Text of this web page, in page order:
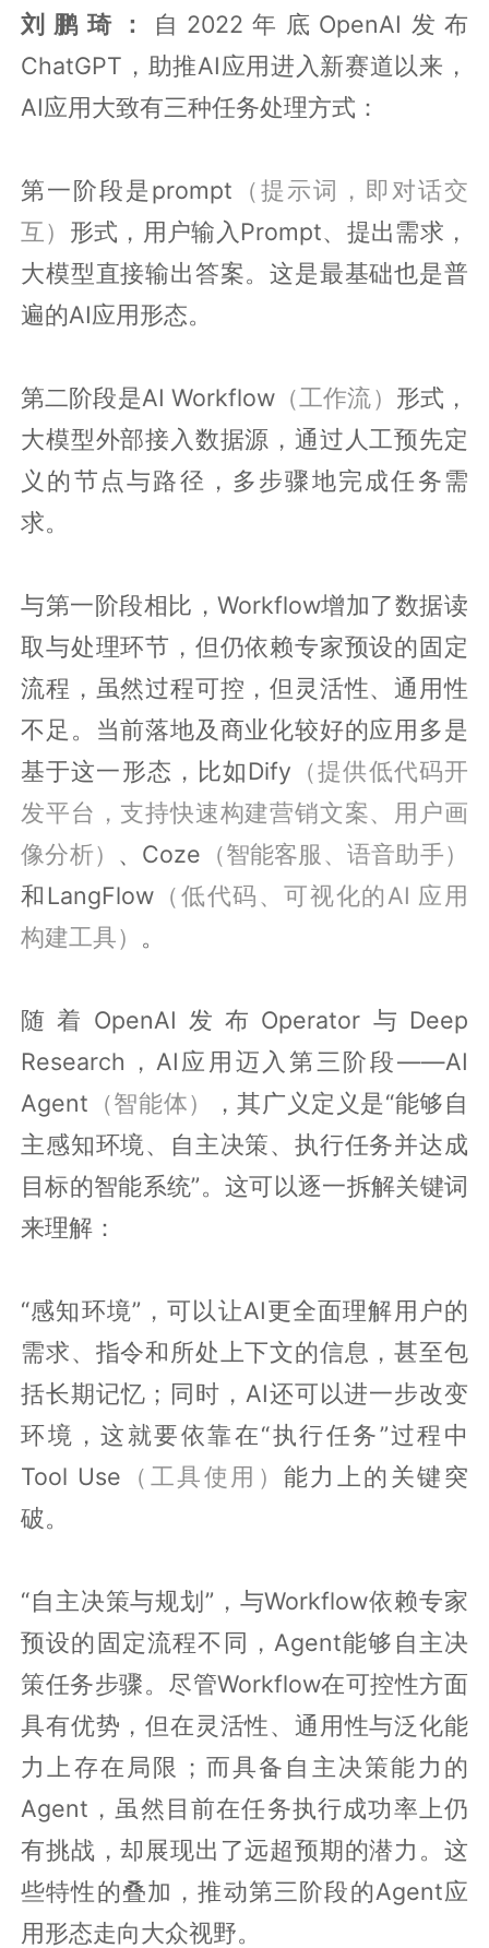
刘鹏琦：
自2022年底OpenAI发布
ChatGPT，助推AI应用进入新赛道以来，
AI应用大致有三种任务处理方式：
第一阶段是prompt （提示词，即对话交
互） 形式，用户输入Prompt、提出需求，
大模型直接输出答案。这是最基础也是普
遍的AI应用形态。
第二阶段是AI Workflow（工作流） 形式，
大模型外部接入数据源，通过人工预先定
义的节点与路径，多步骤地完成任务需
求。
与第一阶段相比，Workflow增加了数据读
取与处理环节，但仍依赖专家预设的固定
流程，虽然过程可控，但灵活性、通用性
不足。当前落地及商业化较好的应用多是
基于这一形态，比如Dify （提供低代码开
发平台，支持快速构建营销文案、用户画
像分析） 、Coze （智能客服、语音助手）
和LangFlow（低代码、可视化的AI 应用
构建工具） 。
随着OpenAI发布Operator与Deep
Research，AI应用迈入第三阶段——AI
Agent （智能体）
，其广义定义是“能够自
主感知环境、自主决策、执行任务并达成
目标的智能系统”。这可以逐一拆解关键词
来理解：
“感知环境”，可以让AI更全面理解用户的
需求、指令和所处上下文的信息，甚至包
括长期记忆；同时，AI还可以进一步改变
环境，这就要依靠在“执行任务”过程中
Tool Use （工具使用） 能力上的关键突
破。
“自主决策与规划”，与Workflow依赖专家
预设的固定流程不同，Agent能够自主决
策任务步骤。尽管Workflow在可控性方面
具有优势，但在灵活性、通用性与泛化能
力上存在局限；而具备自主决策能力的
Agent，虽然目前在任务执行成功率上仍
有挑战，却展现出了远超预期的潜力。这
些特性的叠加，推动第三阶段的Agent应
用形态走向大众视野。